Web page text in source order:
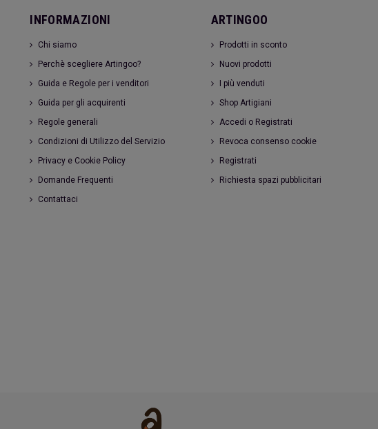
INFORMAZIONI
Chi siamo
Perchè scegliere Artingoo?
Guida e Regole per i venditori
Guida per gli acquirenti
Regole generali
Condizioni di Utilizzo del Servizio
Privacy e Cookie Policy
Domande Frequenti
Contattaci
ARTINGOO
Prodotti in sconto
Nuovi prodotti
I più venduti
Shop Artigiani
Accedi o Registrati
Revoca consenso cookie
Registrati
Richiesta spazi pubblicitari